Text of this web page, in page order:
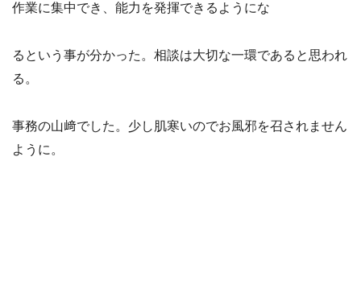
作業に集中でき、能力を発揮できるようにな
るという事が分かった。相談は大切な一環であると思われ
る。
事務の山﨑でした。少し肌寒いのでお風邪を召されません
ように。